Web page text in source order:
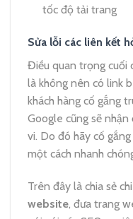
tốc độ tải trang
Sửa lỗi các liên kết
Điều quan trọng cuối
là không nên có link
khách hàng cố gắng
Google cũng sẽ
vi. Do đó hãy cố
một cách nhanh
Trên đây là chia sẻ
website, đưa trang